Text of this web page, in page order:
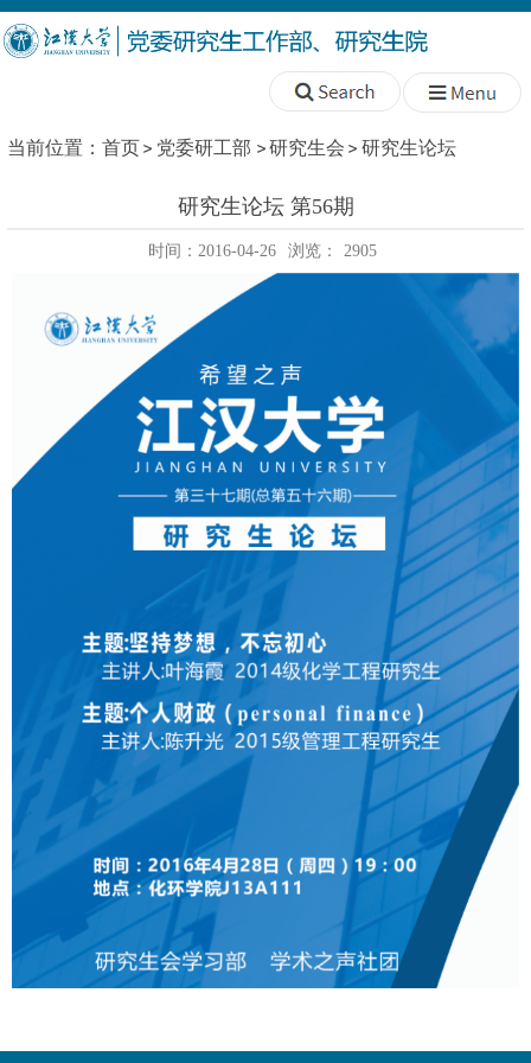
当前位置： 首页 党委研工部 研究生会 研究生论坛
研究生论坛 第56期
时间：2016-04-26 浏览： 2905